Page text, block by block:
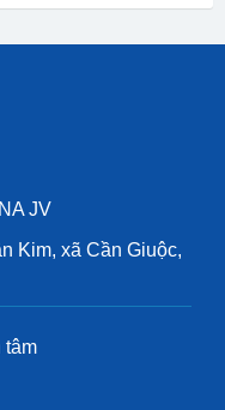
JV
Kim, xã Cần Giuộc,
tâm